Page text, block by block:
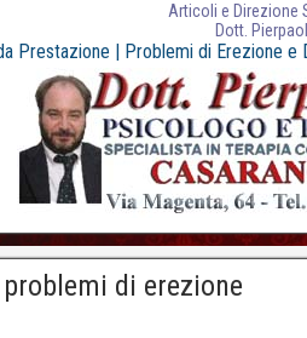
Articoli e Direzione
Dott.
Prestazione | Problemi di Erezione
di erezione